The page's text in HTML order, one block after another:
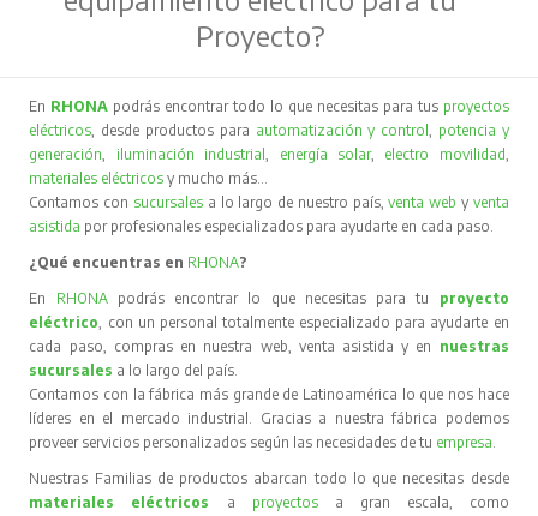
Proyecto?
En RHONA podrás encontrar todo lo que necesitas para tus proyectos
eléctricos, desde productos para automatización y control, potencia y
generación, iluminación industrial, energía solar, electro movilidad,
materiales eléctricos y mucho más…
Contamos con sucursales a lo largo de nuestro país,venta web y venta
asistida por profesionales especializados para ayudarte en cada paso.
¿Qué encuentras en RHONA?
En RHONA podrás encontrar lo que necesitas para tu proyecto
eléctrico, con un personal totalmente especializado para ayudarte en
cada paso, compras en nuestra web, venta asistida y en nuestras
sucursales a lo largo del país.
Contamos con la fábrica más grande de Latinoamérica lo que nos hace
líderes en el mercado industrial. Gracias a nuestra fábrica podemos
proveer servicios personalizados según las necesidades de tu empresa.
Nuestras Familias de productos abarcan todo lo que necesitas desde
materiales eléctricos
a proyectos
a gran escala, como